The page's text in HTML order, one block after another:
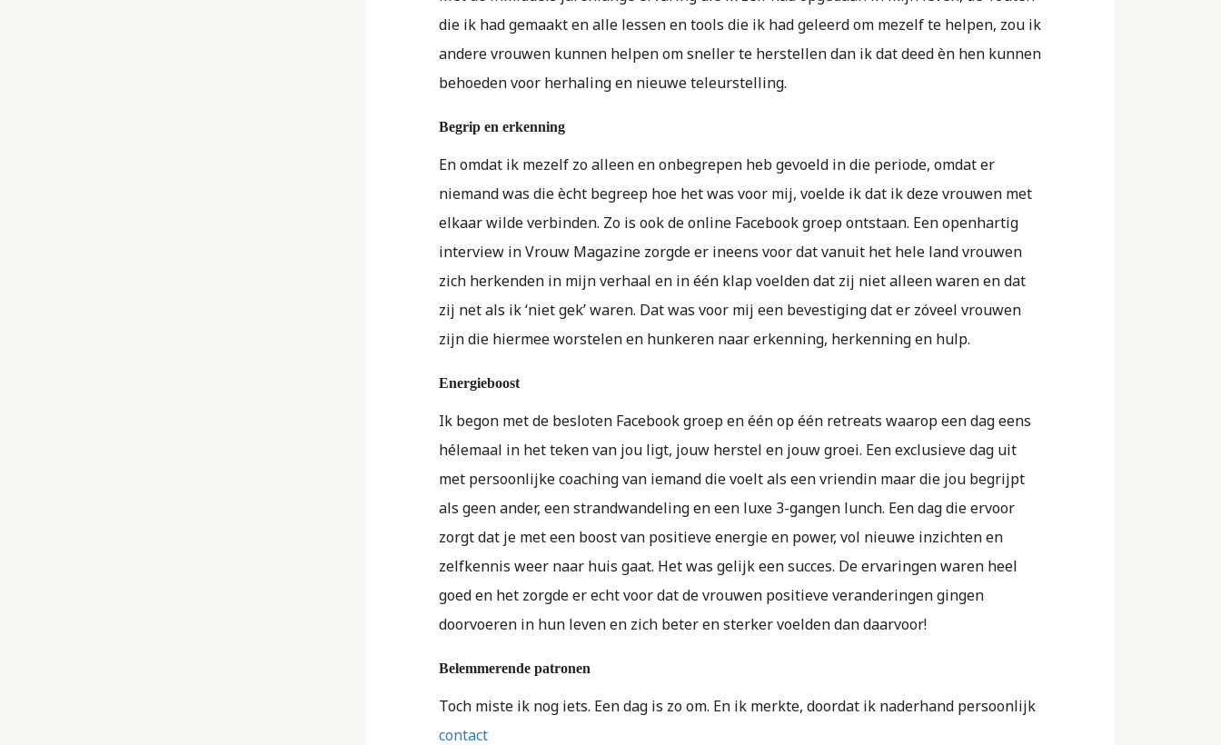
die ik had gemaakt en alle lessen en tools die ik had geleerd om mezelf te helpen, zou ik
andere vrouwen kunnen helpen om sneller te herstellen dan ik dat deed èn hen kunnen
behoeden voor herhaling en nieuwe teleurstelling.
Begrip en erkenning
En omdat ik mezelf zo alleen en onbegrepen heb gevoeld in die periode, omdat er
niemand was die ècht begreep hoe het was voor mij, voelde ik dat ik deze vrouwen met
elkaar wilde verbinden. Zo is ook de online Facebook groep ontstaan. Een openhartig
interview in Vrouw Magazine zorgde er ineens voor dat vanuit het hele land vrouwen
zich herkenden in mijn verhaal en in één klap voelden dat zij niet alleen waren en dat
zij net als ik ‘niet gek’ waren. Dat was voor mij een bevestiging dat er zóveel vrouwen
zijn die hiermee worstelen en hunkeren naar erkenning, herkenning en hulp.
Energieboost
Ik begon met de besloten Facebook groep en één op één retreats waarop een dag eens
hélemaal in het teken van jou ligt, jouw herstel en jouw groei. Een exclusieve dag uit
met persoonlijke coaching van iemand die voelt als een vriendin maar die jou begrijpt
als geen ander, een strandwandeling en een luxe 3-gangen lunch. Een dag die ervoor
zorgt dat je met een boost van positieve energie en power, vol nieuwe inzichten en
zelfkennis weer naar huis gaat. Het was gelijk een succes. De ervaringen waren heel
goed en het zorgde er echt voor dat de vrouwen positieve veranderingen gingen
doorvoeren in hun leven en zich beter en sterker voelden dan daarvoor!
Belemmerende patronen
Toch miste ik nog iets. Een dag is zo om. En ik merkte, doordat ik naderhand persoonlijk
contact